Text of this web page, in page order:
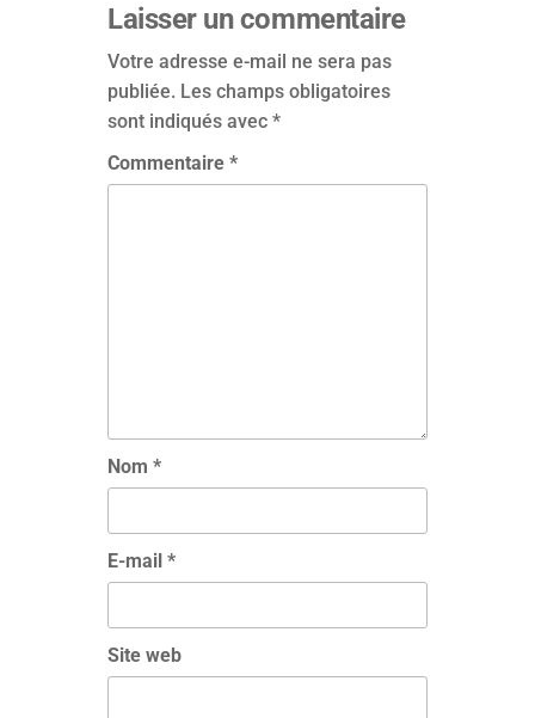
Laisser un commentaire
Votre adresse e-mail ne sera pas
publiée. Les champs obligatoires
sont indiqués avec*
Commentaire*
Nom*
E-mail*
Site web